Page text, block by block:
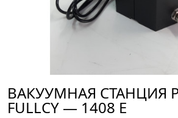
ВАКУУМНАЯ СТАНЦИЯ
FULLCY — 1408 E